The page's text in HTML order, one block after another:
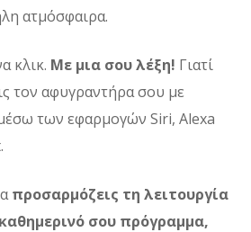
ατμόσφαιρα.
κλικ. Με μια σου λέξη! Γιατί
τον αφυγραντήρα σου με
των εφαρμογών Siri, Alexa
προσαρμόζεις τη λειτουργία
σου πρόγραμμα,